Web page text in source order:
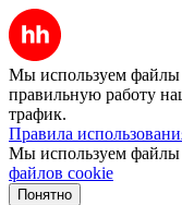
Мы используем файлы
правильную работу
трафик.
Правила
Мы используем файлы
файлов cookie
Понятно